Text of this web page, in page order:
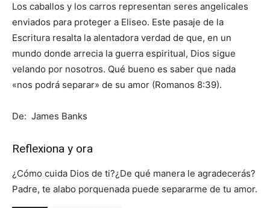
Los caballos y los carros representan seres angelicales
enviados para proteger a Eliseo. Este pasaje de la
Escritura resalta la alentadora verdad de que, en un
mundo donde arrecia la guerra espiritual, Dios sigue
velando por nosotros. Qué bueno es saber que nada
«nos podrá separar» de su amor (Romanos 8:39).
De: James Banks
Reflexiona y ora
¿Cómo cuida Dios de ti?¿De qué manera le agradecerás?
Padre, te alabo porquenada puede separarme de tu amor.